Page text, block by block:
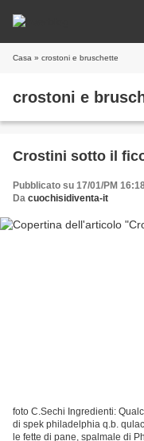
Casa » crostoni e bruschette
crostoni e
Crostini sotto il
Pubblicato su 17/01/PM
Da cuochisidiventa-it
foto C.Sechi Ingredienti:
di spek philadelphia q.b.
le fette di pane, spalmale di